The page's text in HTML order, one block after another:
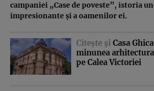
campaniei „Case de poveste”, istoria
impresionante şi a oamenilor ei.
Citeşte şi Casa
minunea
pe Calea Victoriei